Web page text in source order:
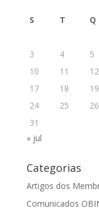
S T Q
3
4 5
10
11 12
17
18 19
24
25 26
31
« jul
Categorias
Artigos dos
Comunicados